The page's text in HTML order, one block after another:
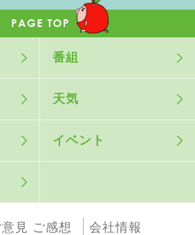
番組
天気
イベント
意見 ご感想
会社情報